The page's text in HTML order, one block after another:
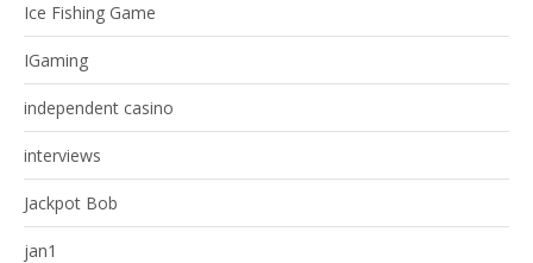
Ice Fishing Game
IGaming
independent casino
interviews
Jackpot Bob
jan1